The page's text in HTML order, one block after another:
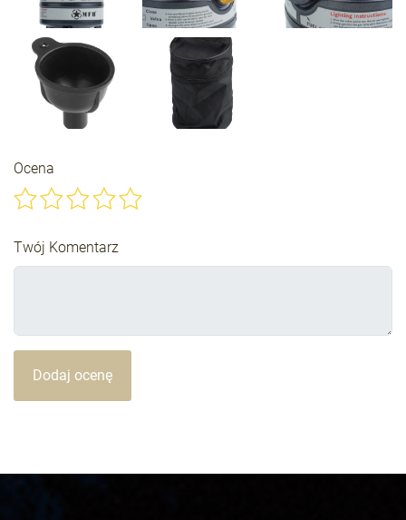
Ocena
Twój Komentarz
Dodaj ocenę